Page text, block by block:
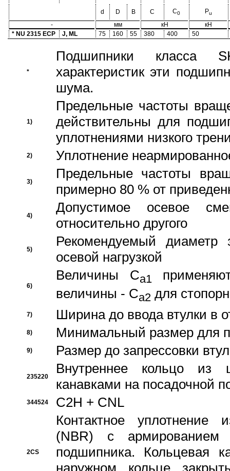
d D B C C0 Pu
- мм кН
кН
* NU 2315 ECP
J, ML 75 160 55 380 400 50
*
Подшипники класса
характеристик эти
шума.
1)
Предельные частоты
действительны для
уплотнениями низкого
2) Уплотнение
3)
Предельные частоты
примерно 80 % от
4)
Допустимое осевое
относительно другого
5)
Рекомендуемый диаметр
осевой нагрузкой
6)
Величины Ca1
величины - Ca2 для
7) Ширина до ввода втулки в
8) Минимальный размер для
9) Размер до запрессовки
235220
Внутреннее кольцо из
канавками на посадочной
344524 C2H + CNL
2CS
Контактное уплотнение
(NBR) с
подшипника. Кольцевая
наружном кольце